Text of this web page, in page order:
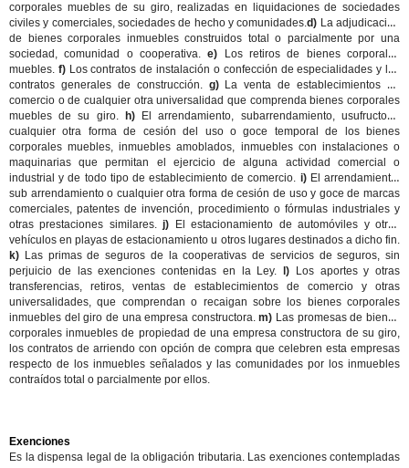
corporales muebles de su giro, realizadas en liquidaciones de sociedades
civiles y comerciales, sociedades de hecho y comunidades.d) La adjudicación
de bienes corporales inmuebles construidos total o parcialmente por una
sociedad, comunidad o cooperativa.e) Los retiros de bienes corporales
muebles. f)Los contratos de instalación o confección de especialidades y los
contratos generales de construcción. g)La venta de establecimientos de
comercio o de cualquier otra universalidad que comprenda bienes corporales
muebles de su giro.
h)El arrendamiento, subarrendamiento, usufructo o
cualquier otra forma de cesión del uso o goce temporal de los bienes
corporales muebles, inmuebles amoblados, inmuebles con instalaciones o
maquinarias que permitan el ejercicio de alguna actividad comercial o
industrial y de todo tipo de establecimiento de comercio. i)El arrendamiento,
sub arrendamiento o cualquier otra forma de cesión de uso y goce de marcas
comerciales, patentes de invención, procedimiento o fórmulas industriales y
otras prestaciones similares.j) El estacionamiento de automóviles y otros
vehículos en playas de estacionamiento u otros lugares destinados a dicho fin.
k) Las primas de seguros de la cooperativas de servicios de seguros, sin
perjuicio de las exenciones contenidas en la Ley.
l) Los aportes y otras
transferencias, retiros, ventas de establecimientos de comercio y otras
universalidades, que comprendan o recaigan sobre los bienes corporales
inmuebles del giro de una empresa constructora.m) Las promesas de bienes
corporales inmuebles de propiedad de una empresa constructora de su giro,
los contratos de arriendo con opción de compra que celebren esta empresas
respecto de los inmuebles señalados y las comunidades por los inmuebles
contraídos total o parcialmente por ellos.
Exenciones
Es la dispensa legal de la obligación tributaria. Las exenciones contempladas